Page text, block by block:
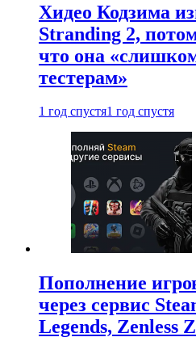
Хидео Кодзима
Stranding 2,
что она
тестерам»
1 год спустя1 год спустя
Пополнение
через сервис
Legends, Zenless